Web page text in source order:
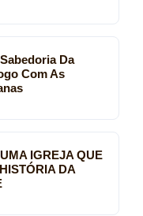
Da
Com As
IGREJA QUE
DA